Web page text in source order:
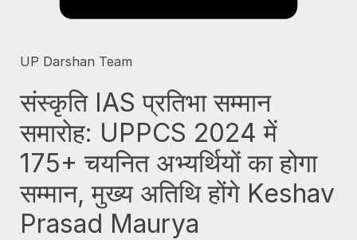
UP Darshan Team
संस्कृति IAS प्रतिभा सम्मान
समारोह: UPPCS 2024 में
175+ चयनित अभ्यर्थियों का होगा
सम्मान, मुख्य अतिथि होंगे Keshav
Prasad Maurya